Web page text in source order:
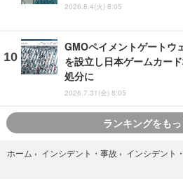
2026.8.4(火) 8:05
GMOペイメントゲートウ
を設立し日本ゲームカー
処分に
2026.7.31(金) 8:05
ランキングをも
ホーム › インシデント・事故 › インシデント